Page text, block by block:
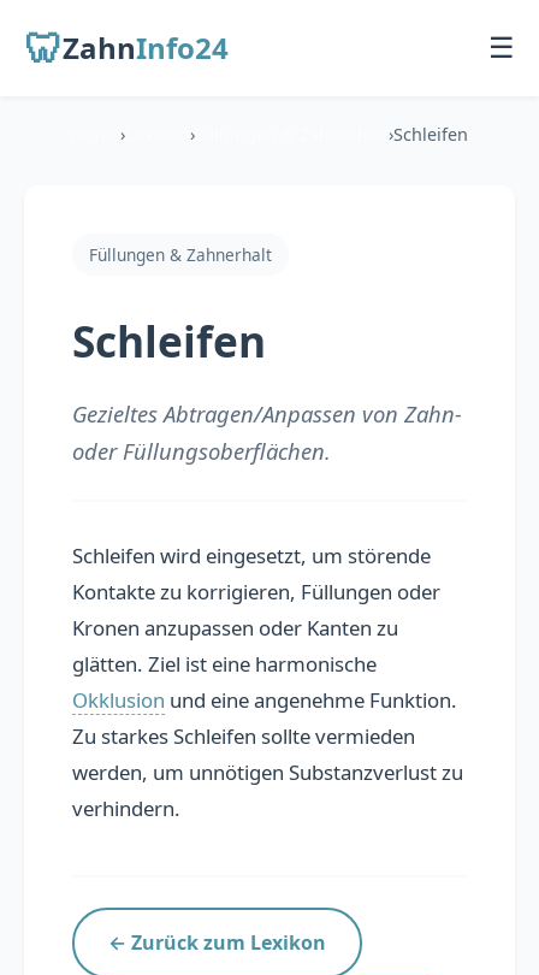
🦷ZahnInfo24 ☰
Startseite
Zahnarzt finden
Behandlungen
Übersicht
Praxis präsentieren
Personal finden
📚 Lexikon
› › ›Schleifen
Füllungen & Zahnerhalt
Schleifen
Gezieltes Abtragen/Anpassen von Zahn-
oder Füllungsoberflächen.
Schleifen wird eingesetzt, um störende
Kontakte zu korrigieren, Füllungen oder
Kronen anzupassen oder Kanten zu
glätten. Ziel ist eine harmonische
Okklusion und eine angenehme Funktion.
Zu starkes Schleifen sollte vermieden
werden, um unnötigen Substanzverlust zu
verhindern.
← Zurück zum Lexikon